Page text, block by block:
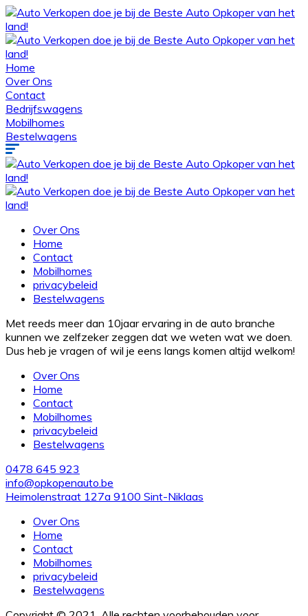
Home
Over Ons
Contact
Bedrijfswagens
Mobilhomes
Bestelwagens
Over Ons
Home
Contact
Mobilhomes
privacybeleid
Bestelwagens
Met reeds meer dan 10jaar ervaring in de auto branche
kunnen we zelfzeker zeggen dat we weten wat we doen.
Dus heb je vragen of wil je eens langs komen altijd welkom!
Over Ons
Home
Contact
Mobilhomes
privacybeleid
Bestelwagens
0478 645 923
info@opkopenauto.be
Heimolenstraat 127a 9100 Sint-Niklaas
Over Ons
Home
Contact
Mobilhomes
privacybeleid
Bestelwagens